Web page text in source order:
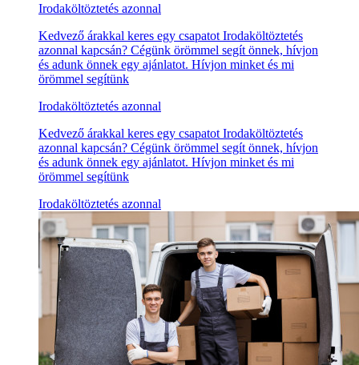
Irodaköltöztetés azonnal
Kedvező árakkal keres egy csapatot Irodaköltöztetés
azonnal kapcsán? Cégünk örömmel segít önnek, hívjon
és adunk önnek egy ajánlatot. Hívjon minket és mi
örömmel segítünk
Irodaköltöztetés azonnal
Kedvező árakkal keres egy csapatot Irodaköltöztetés
azonnal kapcsán? Cégünk örömmel segít önnek, hívjon
és adunk önnek egy ajánlatot. Hívjon minket és mi
örömmel segítünk
Irodaköltöztetés azonnal